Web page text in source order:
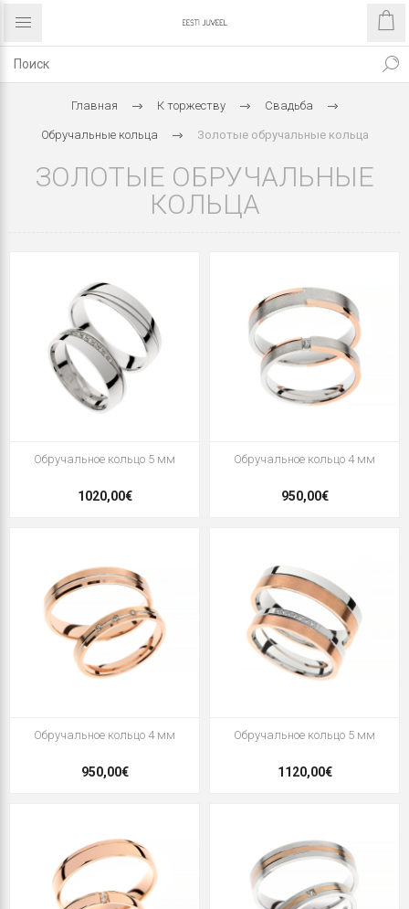
Главная К торжеству Свадьба
Oбручальные кольца Золотые обручальные кольца
ЗОЛОТЫЕ ОБРУЧАЛЬНЫЕ
КОЛЬЦА
Oбручальное кольцо 5 мм
1020,00€
Oбручальное кольцо 4 мм
950,00€
Oбручальное кольцо 4 мм
950,00€
Oбручальное кольцо 5 мм
1120,00€